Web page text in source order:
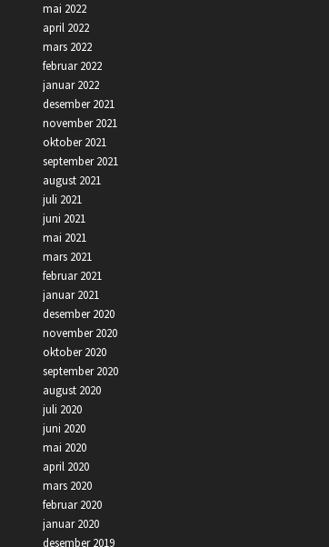
mai 2022
april 2022
mars 2022
februar 2022
januar 2022
desember 2021
november 2021
oktober 2021
september 2021
august 2021
juli 2021
juni 2021
mai 2021
mars 2021
februar 2021
januar 2021
desember 2020
november 2020
oktober 2020
september 2020
august 2020
juli 2020
juni 2020
mai 2020
april 2020
mars 2020
februar 2020
januar 2020
desember 2019